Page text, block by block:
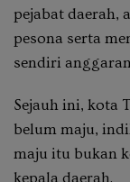
pejabat daerah,
pesona serta
sendiri
Sejauh ini, kota
belum maju,
maju itu bukan
kepala daerah.